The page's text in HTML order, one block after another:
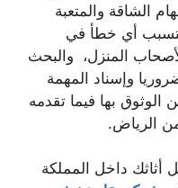
الشاقة والمتعبة
يتسبب أي خطأ في
المنزل، والبحث
وإسناد المهمة
الوثوق بها فيما تقدمه
الرياض.
أثاثك داخل المملكة